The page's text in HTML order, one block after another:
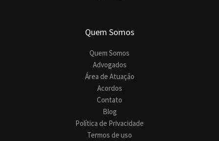
Quem Somos
Quem Somos
Advogados
Área de Atuação
Acordos
Contato
Blog
Política de Privacidade
Termos de uso